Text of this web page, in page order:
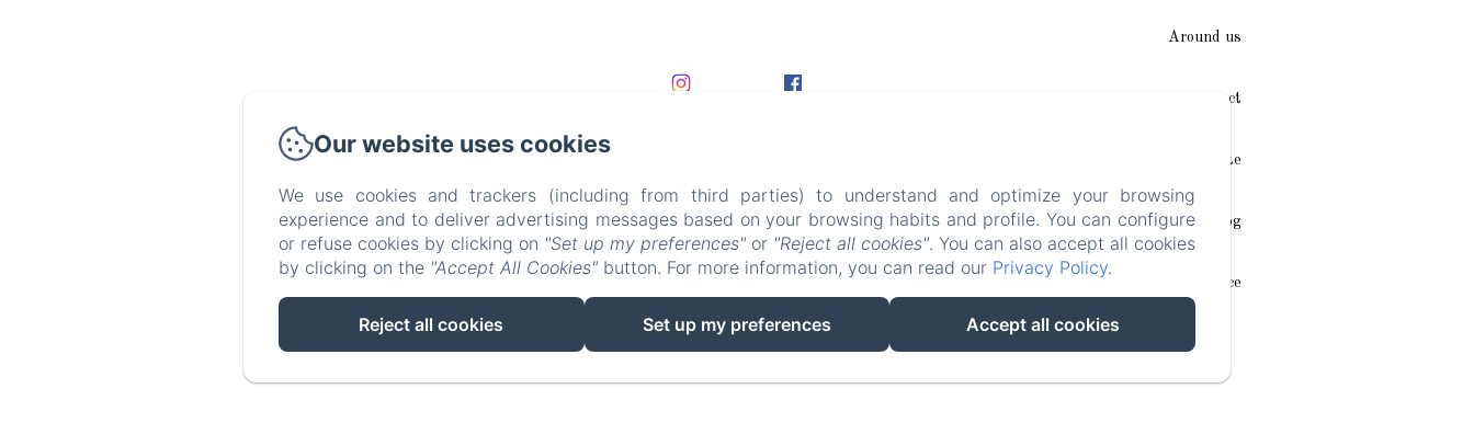
EN FR DE
Around us
Access / Contact
Plan du site
Blog
Legal notice
Our website uses cookies
We use cookies and trackers (including from third parties) to understand and optimize your browsing
experience and to deliver advertising messages based on your browsing habits and profile. You can configure
or refuse cookies by clicking on "Set up my preferences" or "Reject all cookies". You can also accept all cookies
by clicking on the "Accept All Cookies" button. For more information, you can read our Privacy Policy.
Reject all cookies Set up my preferences Accept all cookies